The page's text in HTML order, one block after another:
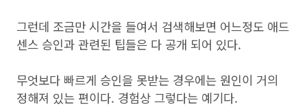
그런데 조금만 시간을 들여서 검색해보면 어느정도 애드
센스 승인과 관련된 팁들은 다 공개 되어 있다.
무엇보다 빠르게 승인을 못받는 경우에는 원인이 거의
정해져 있는 편이다. 경험상 그렇다는 예기다.